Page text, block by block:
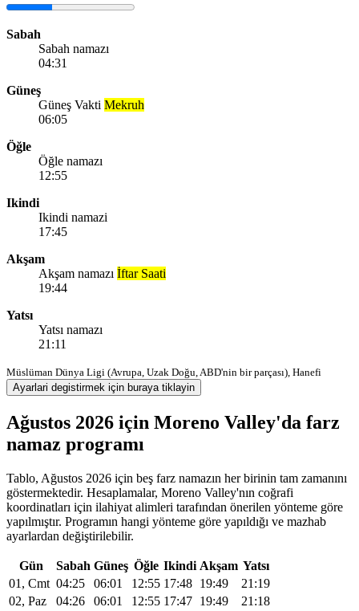
Sabah
Sabah namazı
04:31
Güneş
Güneş Vakti Mekruh
06:05
Öğle
Öğle namazı
12:55
Ikindi
Ikindi namazi
17:45
Akşam
Akşam namazı İftar Saati
19:44
Yatsı
Yatsı namazı
21:11
Müslüman Dünya Ligi (Avrupa, Uzak Doğu, ABD'nin bir parçası), Hanefi
Ayarlari degistirmek için buraya tiklayin
Ağustos 2026 için Moreno Valley'da farz
namaz programı
Tablo, Ağustos 2026 için beş farz namazın her birinin tam zamanını
göstermektedir. Hesaplamalar, Moreno Valley'nın coğrafi
koordinatları için ilahiyat alimleri tarafından önerilen yönteme göre
yapılmıştır. Programın hangi yönteme göre yapıldığı ve mazhab
ayarlardan değiştirilebilir.
Gün Sabah Güneş Öğle Ikindi Akşam Yatsı
01, Cmt 04:25 06:01 12:55 17:48 19:49
21:19
02, Paz
04:26 06:01 12:55 17:47 19:49
21:18